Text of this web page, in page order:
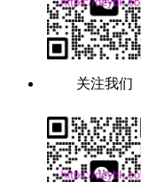
关注我们